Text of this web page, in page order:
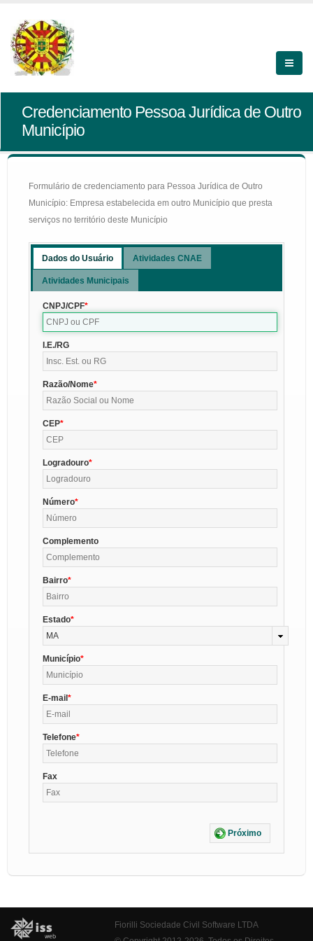
Credenciamento Pessoa Jurídica de Outro
Município
Formulário de credenciamento para Pessoa Jurídica de Outro
Município: Empresa estabelecida em outro Município que presta
serviços no território deste Município
Dados do Usuário Atividades CNAE
Atividades Municipais
CNPJ/CPF
I.E./RG
Razão/Nome
CEP
Logradouro
Número
Complemento
Bairro
Estado
MA
Município
E-mail
Telefone
Fax
Próximo
Fiorilli Sociedade Civil Software LTDA